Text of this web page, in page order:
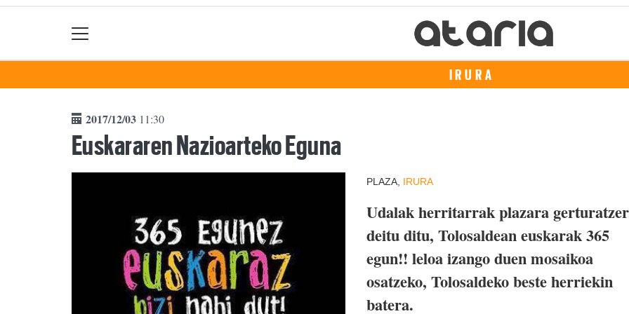
IRURA
2017/12/03 11:30
Euskararen Nazioarteko Eguna
PLAZA, IRURA
Udalak herritarrak plazara
deitu ditu, Tolosaldean euskarak 365
egun!! leloa izango duen mosaikoa
osatzeko, Tolosaldeko beste herriekin
batera.